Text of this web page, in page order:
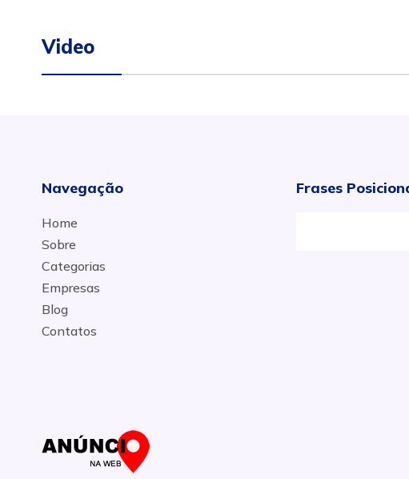
Video
Navegação
Home
Sobre
Categorias
Empresas
Blog
Contatos
Frases